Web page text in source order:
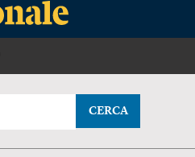
CERCA